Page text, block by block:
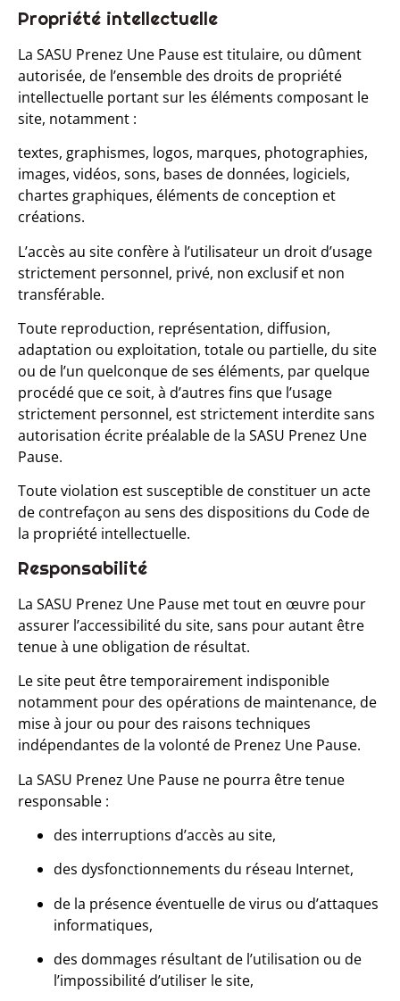
Propriété intellectuelle
La SASU Prenez Une Pause est titulaire, ou dûment
autorisée, de l’ensemble des droits de propriété
intellectuelle portant sur les éléments composant le
site, notamment :
textes, graphismes, logos, marques, photographies,
images, vidéos, sons, bases de données, logiciels,
chartes graphiques, éléments de conception et
créations.
L’accès au site confère à l’utilisateur un droit d’usage
strictement personnel, privé, non exclusif et non
transférable.
Toute reproduction, représentation, diffusion,
adaptation ou exploitation, totale ou partielle, du site
ou de l’un quelconque de ses éléments, par quelque
procédé que ce soit, à d’autres fins que l’usage
strictement personnel, est strictement interdite sans
autorisation écrite préalable de la SASU Prenez Une
Pause.
Toute violation est susceptible de constituer un acte
de contrefaçon au sens des dispositions du Code de
la propriété intellectuelle.
Responsabilité
La SASU Prenez Une Pause met tout en œuvre pour
assurer l’accessibilité du site, sans pour autant être
tenue à une obligation de résultat.
Le site peut être temporairement indisponible
notamment pour des opérations de maintenance, de
mise à jour ou pour des raisons techniques
indépendantes de la volonté de Prenez Une Pause.
La SASU Prenez Une Pause ne pourra être tenue
responsable :
des interruptions d’accès au site,
des dysfonctionnements du réseau Internet,
de la présence éventuelle de virus ou d’attaques
informatiques,
des dommages résultant de l’utilisation ou de
l’impossibilité d’utiliser le site,